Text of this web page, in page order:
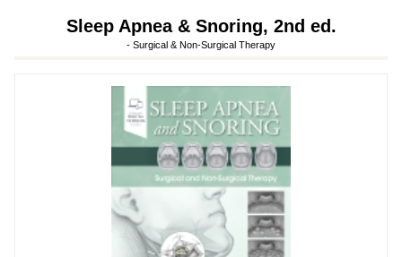
Sleep Apnea & Snoring, 2nd ed.
- Surgical & Non-Surgical Therapy